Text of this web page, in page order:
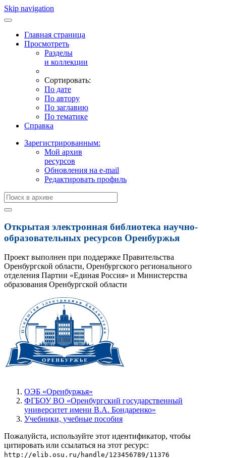
Skip navigation
Главная страница
Просмотреть
Разделы
и коллекции
Сортировать:
По дате
По автору
По заглавию
По тематике
Справка
Зарегистрированным:
Мой архив
ресурсов
Обновления на e-mail
Редактировать профиль
Открытая электронная библиотека научно-
образовательных ресурсов Оренбуржья
Проект выполнен при поддержке Правительства
Оренбургской области, Оренбургского регионального
отделения Партии «Единая Россия» и Министерства
образования Оренбургской области
ОЭБ «Оренбуржья»
ФГБОУ ВО «Оренбургский государственный
университет имени В.А. Бондаренко»
Учебники, учебные пособия
Пожалуйста, используйте этот идентификатор, чтобы
цитировать или ссылаться на этот ресурс:
http://elib.osu.ru/handle/123456789/11376